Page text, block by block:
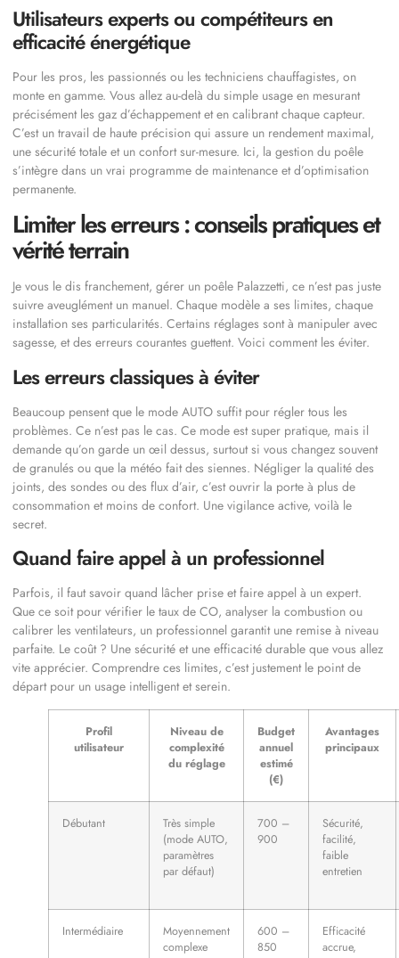
Utilisateurs experts ou compétiteurs en
efficacité énergétique
Pour les pros, les passionnés ou les techniciens chauffagistes, on
monte en gamme. Vous allez au-delà du simple usage en mesurant
précisément les gaz d’échappement et en calibrant chaque capteur.
C’est un travail de haute précision qui assure un rendement maximal,
une sécurité totale et un confort sur-mesure. Ici, la gestion du poêle
s’intègre dans un vrai programme de maintenance et d’optimisation
permanente.
Limiter les erreurs : conseils pratiques et
vérité terrain
Je vous le dis franchement, gérer un poêle Palazzetti, ce n’est pas juste
suivre aveuglément un manuel. Chaque modèle a ses limites, chaque
installation ses particularités. Certains réglages sont à manipuler avec
sagesse, et des erreurs courantes guettent. Voici comment les éviter.
Les erreurs classiques à éviter
Beaucoup pensent que le mode AUTO suffit pour régler tous les
problèmes. Ce n’est pas le cas. Ce mode est super pratique, mais il
demande qu’on garde un œil dessus, surtout si vous changez souvent
de granulés ou que la météo fait des siennes. Négliger la qualité des
joints, des sondes ou des flux d’air, c’est ouvrir la porte à plus de
consommation et moins de confort. Une vigilance active, voilà le
secret.
Quand faire appel à un professionnel
Parfois, il faut savoir quand lâcher prise et faire appel à un expert.
Que ce soit pour vérifier le taux de CO, analyser la combustion ou
calibrer les ventilateurs, un professionnel garantit une remise à niveau
parfaite. Le coût ? Une sécurité et une efficacité durable que vous allez
vite apprécier. Comprendre ces limites, c’est justement le point de
départ pour un usage intelligent et serein.
Profil
utilisateur
Niveau de
complexité
du réglage
Budget
annuel
estimé
(€)
Avantages
principaux
Débutant
Très simple
(mode AUTO,
paramètres
par défaut)
700 –
900
Sécurité,
facilité,
faible
entretien
Intermédiaire
Moyennement
complexe
600 –
850
Efficacité
accrue,